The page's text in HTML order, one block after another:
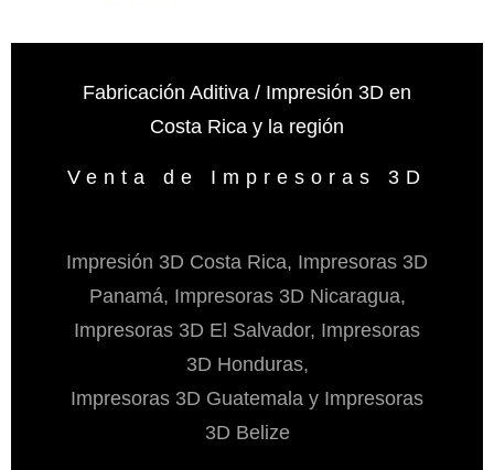
Fabricación Aditiva / Impresión 3D en
Costa Rica y la región
Venta de Impresoras 3D
Impresión 3D Costa Rica, Impresoras 3D
Panamá, Impresoras 3D Nicaragua,
Impresoras 3D El Salvador, Impresoras
3D Honduras,
Impresoras 3D Guatemala y Impresoras
3D Belize